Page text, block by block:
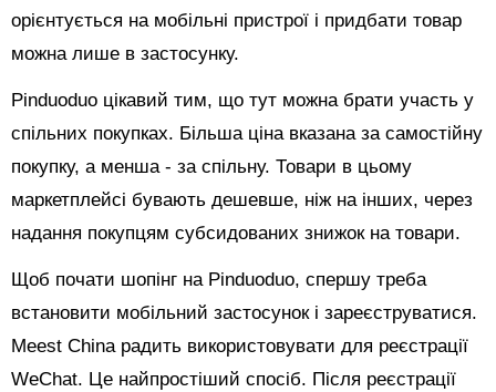
орієнтується на мобільні пристрої і придбати товар
можна лише в застосунку.
Pinduoduo цікавий тим, що тут можна брати участь у
спільних покупках. Більша ціна вказана за самостійну
покупку, а менша - за спільну. Товари в цьому
маркетплейсі бувають дешевше, ніж на інших, через
надання покупцям субсидованих знижок на товари.
Щоб почати шопінг на Pinduoduo, спершу треба
встановити мобільний застосунок і зареєструватися.
Meest China радить використовувати для реєстрації
WeChat. Це найпростіший спосіб. Після реєстрації